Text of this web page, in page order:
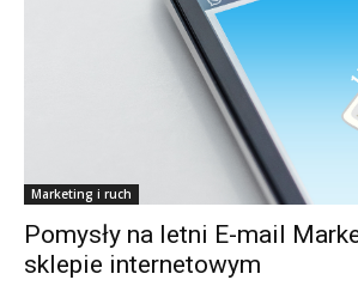
Marketing i ruch
Pomysły na letni E-mail
sklepie internetowym